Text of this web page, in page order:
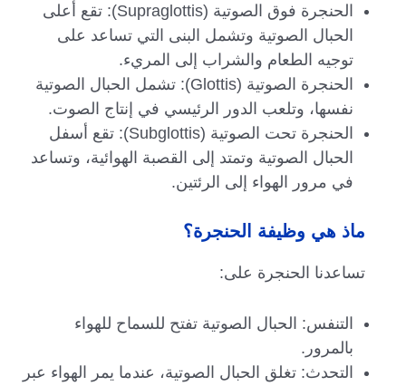
الحنجرة فوق الصوتية (Supraglottis): تقع أعلى
الحبال الصوتية وتشمل البنى التي تساعد على
توجيه الطعام والشراب إلى المريء.
الحنجرة الصوتية (Glottis): تشمل الحبال الصوتية
نفسها، وتلعب الدور الرئيسي في إنتاج الصوت.
الحنجرة تحت الصوتية (Subglottis): تقع أسفل
الحبال الصوتية وتمتد إلى القصبة الهوائية، وتساعد
في مرور الهواء إلى الرئتين.
ماذ هي وظيفة الحنجرة؟
تساعدنا الحنجرة على:
التنفس: الحبال الصوتية تفتح للسماح للهواء
بالمرور.
التحدث: تغلق الحبال الصوتية، عندما يمر الهواء عبر